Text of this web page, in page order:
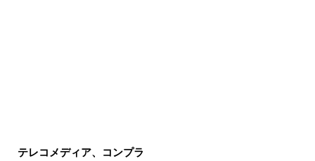
テレコメディア、コンプラ